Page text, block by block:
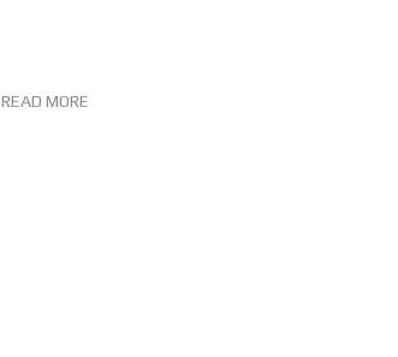
READ MORE